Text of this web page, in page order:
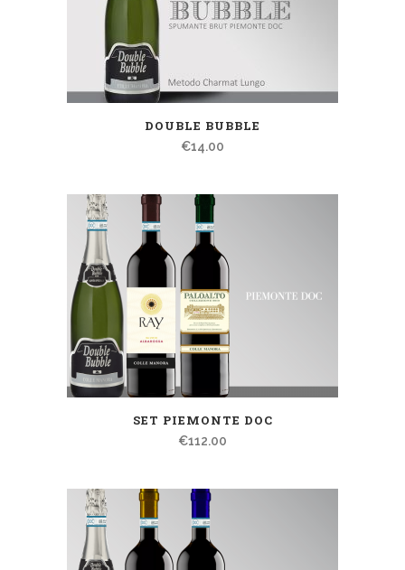
DOUBLE BUBBLE
€14.00
SET PIEMONTE DOC
€112.00